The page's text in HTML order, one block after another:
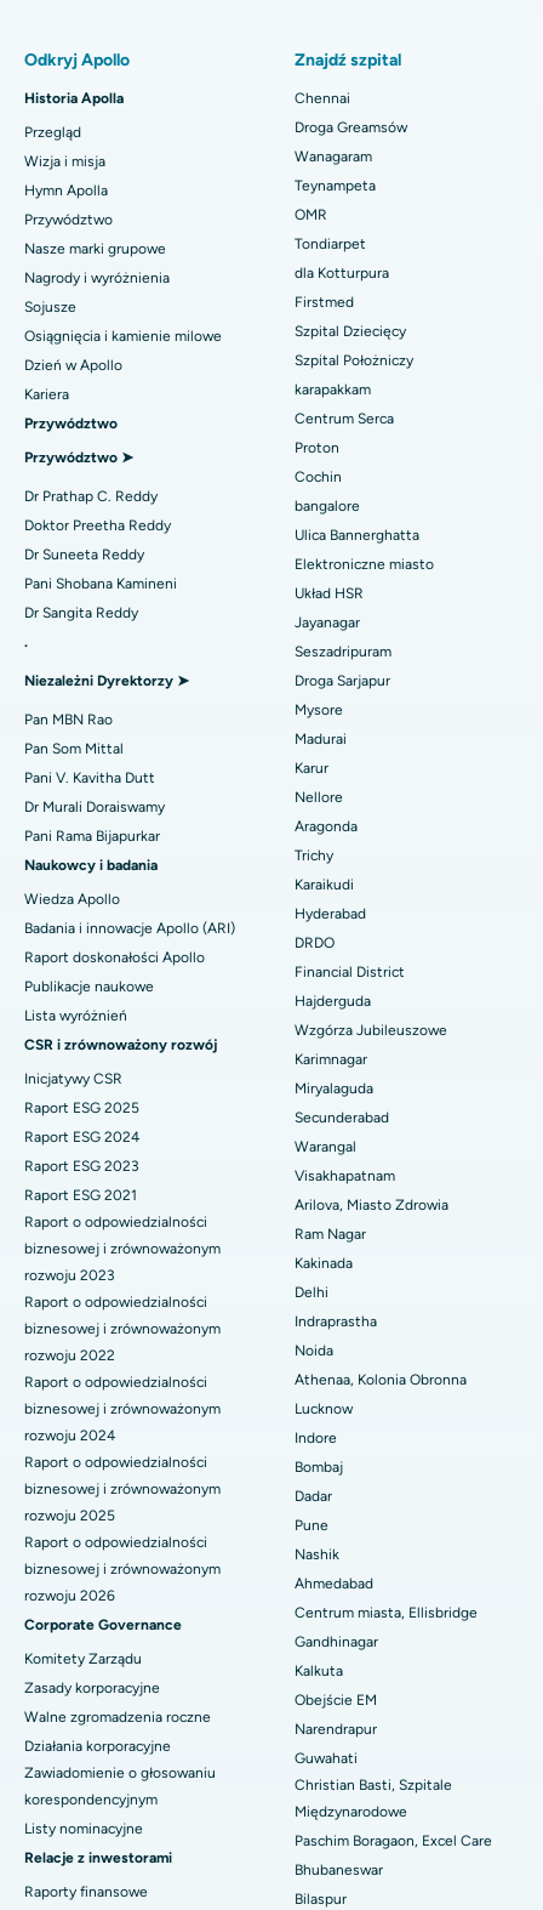
Znajdź dentystę
Znajdź pediatrię
Znajdź dermatologa
Znajdź urologa
Znajdź diabetologa
Znajdź ginekologa
Znajdź psychologa
Znajdź chirurga ogólnego
Najlepszy szpital w Paschim Boragaon, Guwahati
Najlepszy szpital przy PH Road w Chennai
Najlepszy ośrodek kardiologiczny w Thousand Lights w
Ćennaju
Najlepszy szpital w Jubilee Hills, Hajdarabad
Najlepszy szpital w Tondiarpet, Chennai
Najlepszy szpital w Kotturpuram, Chennai
Najlepszy szpital na Kovai Road, Karur
Najlepszy szpital w Karapakkam, Chennai
Najlepszy szpital w Arilova, Vizag
Najlepszy szpital przy Kanpur Road w Lucknow
Najlepszy szpital w sektorze 26, Noida
Najlepszy szpital w Gandhinagarze, Ahmedabad
Najlepszy szpital w Aragondzie, Andhra Pradesh
Najlepszy szpital przy Bannerghatta Road w Bangalore
Najlepszy szpital w oddziale 15 w Bhubaneswar
Najlepszy szpital przy Seepat Road w Bilaspur
Najlepszy szpital w Ellisbridge, Ahmedabad
Najlepszy szpital w Nowym Delhi
Najlepszy szpital w DRDO, Hajdarabad
Najlepszy szpital przy GS Road w Guwahati
Najlepszy szpital w Hajdarabadzie
Najlepszy szpital w Vijay Nagar, Indore
Najlepszy szpital przy Suryaraopeta Main Road, Kakinada
Najlepszy szpital przy Canal Circular Road w Kalkucie
Najlepszy szpital w dzielnicy biznesowej Belapur, Navi Mumbai
Najlepszy szpital w Panchavati, Nashik
Najlepszy szpital w Secunderabad, Hajdarabad
Najlepszy szpital w Seshadripuram, Bangalore
Najlepszy szpital przy Waltair Main Road, Visakhapatnam
Najlepszy szpital na Subhash Nagar Road, Karimnagar
Najlepszy szpital w Managari, Karaikudi
Najlepszy szpital w Arepally, Warangal
Najlepszy szpital w Arera Colony, Bhopal
Najlepszy szpital w Jayanagar, Bangalore
Najlepszy szpital w KK Nagar, Madurai
Najlepszy szpital w Ramji Nagar, Nellore
Najlepszy szpital w sektorze 19, Rourkela
Najlepszy szpital w Swargate, Pune
podmięśniowego
Szybka wymiana stawu kolanowego w ramach opieki dziennej
Rękawowa resekcja żołądka
Operacja laserowa Lasik
Korekcja nosa
Liposukcja
Angiogram wieńcowy
Wymiana przezcewnikowej zastawki aortalnej
Naprawa zastawki MitraClip
Minimalnie inwazyjna kardiochirurgia
Ablacja cewnika
Operacja rekonstrukcji ACL
Ablacja endometrium
Embolizacja tętnicy macicznej
Cystektomia jajnika
Operacja raka piersi
Kolonoskopia
Polipektomia
Głęboka stymulacja mózgu
Dializa otrzewnowa
Biopsja nerki
Paratyroidektomia
Chirurgia cytoredukcyjna
Ceramiczna całkowita wymiana stawu kolanowego
ERCP
Odkryj Apollo
Historia Apolla
Przegląd
Wizja i misja
Hymn Apolla
Przywództwo
Nasze marki grupowe
Nagrody i wyróżnienia
Sojusze
Osiągnięcia i kamienie milowe
Dzień w Apollo
Kariera
Przywództwo
Przywództwo ➤
Dr Prathap C. Reddy
Doktor Preetha Reddy
Dr Suneeta Reddy
Pani Shobana Kamineni
Dr Sangita Reddy
.
Niezależni Dyrektorzy ➤
Pan MBN Rao
Pan Som Mittal
Pani V. Kavitha Dutt
Dr Murali Doraiswamy
Pani Rama Bijapurkar
Naukowcy i badania
Wiedza Apollo
Badania i innowacje Apollo (ARI)
Raport doskonałości Apollo
Publikacje naukowe
Lista wyróżnień
CSR i zrównoważony rozwój
Inicjatywy CSR
Raport ESG 2025
Raport ESG 2024
Raport ESG 2023
Raport ESG 2021
Raport o odpowiedzialności
biznesowej i zrównoważonym
rozwoju 2023
Raport o odpowiedzialności
biznesowej i zrównoważonym
rozwoju 2022
Raport o odpowiedzialności
biznesowej i zrównoważonym
rozwoju 2024
Raport o odpowiedzialności
biznesowej i zrównoważonym
rozwoju 2025
Raport o odpowiedzialności
biznesowej i zrównoważonym
rozwoju 2026
Corporate Governance
Komitety Zarządu
Zasady korporacyjne
Walne zgromadzenia roczne
Działania korporacyjne
Zawiadomienie o głosowaniu
korespondencyjnym
Listy nominacyjne
Relacje z inwestorami
Raporty finansowe
Znajdź szpital
Chennai
Droga Greamsów
Wanagaram
Teynampeta
OMR
Tondiarpet
dla Kotturpura
Firstmed
Szpital Dziecięcy
Szpital Położniczy
karapakkam
Centrum Serca
Proton
Cochin
bangalore
Ulica Bannerghatta
Elektroniczne miasto
Układ HSR
Jayanagar
Seszadripuram
Droga Sarjapur
Mysore
Madurai
Karur
Nellore
Aragonda
Trichy
Karaikudi
Hyderabad
DRDO
Financial District
Hajderguda
Wzgórza Jubileuszowe
Karimnagar
Miryalaguda
Secunderabad
Warangal
Visakhapatnam
Arilova, Miasto Zdrowia
Ram Nagar
Kakinada
Delhi
Indraprastha
Noida
Athenaa, Kolonia Obronna
Lucknow
Indore
Bombaj
Dadar
Pune
Nashik
Ahmedabad
Centrum miasta, Ellisbridge
Gandhinagar
Kalkuta
Obejście EM
Narendrapur
Guwahati
Christian Basti, Szpitale
Międzynarodowe
Paschim Boragaon, Excel Care
Bhubaneswar
Bilaspur